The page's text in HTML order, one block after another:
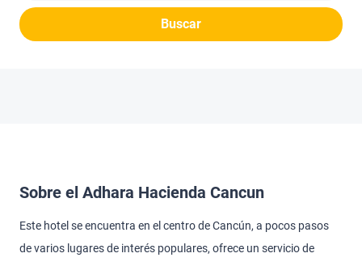
Buscar
Sobre el Adhara Hacienda Cancun
Este hotel se encuentra en el centro de Cancún, a pocos pasos
de varios lugares de interés populares, ofrece un servicio de